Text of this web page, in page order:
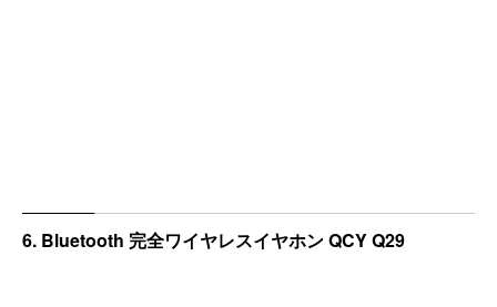
6. Bluetooth 完全ワイヤレスイヤホン QCY Q29